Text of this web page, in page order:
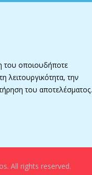
του οποιουδήποτε
λειτουργικότητα, την
του αποτελέσματος.
All rights reserved.